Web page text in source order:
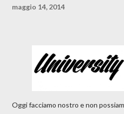
maggio 14, 2014
Oggi facciamo nostro e non